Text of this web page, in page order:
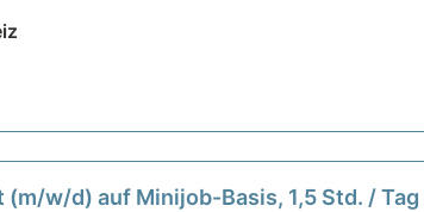
w/d) auf Minijob-Basis, 1,5 Std. / Tag